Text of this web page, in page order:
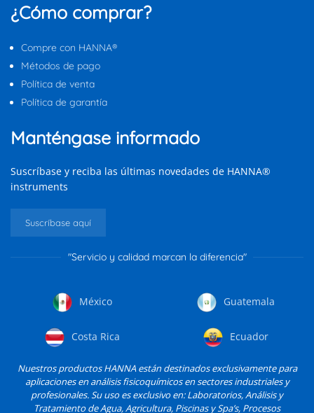
¿Cómo comprar?
Compre con HANNA®
Métodos de pago
Política de venta
Política de garantía
Manténgase informado
Suscríbase y reciba las últimas novedades de HANNA®
instruments
Suscríbase aquí
"Servicio y calidad marcan la diferencia"
México Guatemala
Costa Rica Ecuador
Nuestros productos HANNA están destinados exclusivamente para
aplicaciones en análisis fisicoquímicos en sectores industriales y
profesionales. Su uso es exclusivo en: Laboratorios, Análisis y
Tratamiento de Agua, Agricultura, Piscinas y Spa’s, Procesos